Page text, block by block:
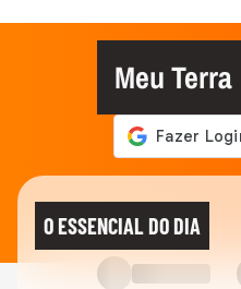
Meu Terra
O ESSENCIAL DO DIA